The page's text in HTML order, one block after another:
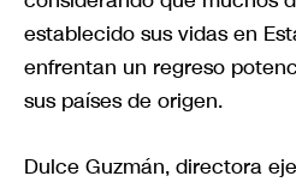
establecido sus vidas en
enfrentan un regreso
sus países de origen.
Dulce Guzmán, directora